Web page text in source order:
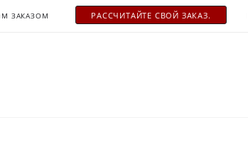
ЗАКАЗОМ РАСCЧИТАЙТЕ СВОЙ ЗАКАЗ.